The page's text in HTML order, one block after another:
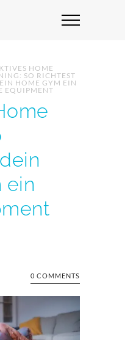
HOME
SO RICHTEST
HOME GYM EIN
EQUIPMENT
ein
0 COMMENTS